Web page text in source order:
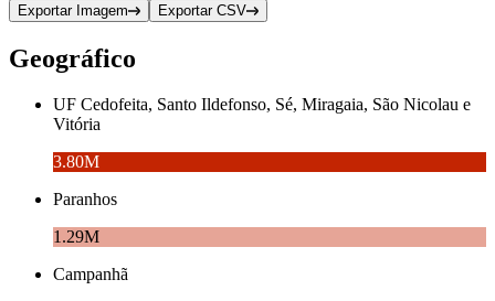
Exportar Imagem Exportar CSV
Geográfico
UF Cedofeita, Santo Ildefonso, Sé, Miragaia, São Nicolau e
Vitória
3.80M
Paranhos
1.29M
Campanhã